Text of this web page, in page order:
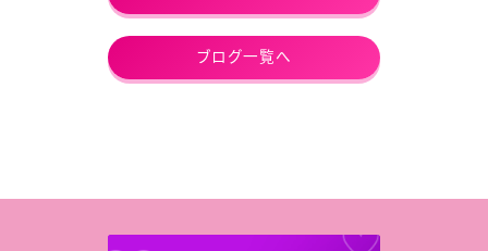
ブログ一覧へ